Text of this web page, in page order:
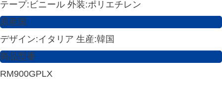
テープ:ビニール 外装:ポリエチレン
原産国
デザイン:イタリア 生産:韓国
商品型番
RM900GPLX